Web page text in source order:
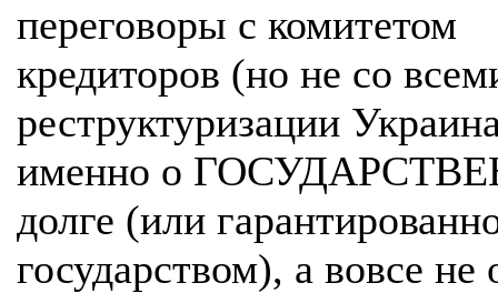
переговоры с комитетом
кредиторов (но не со
реструктуризации
именно о
долге (или
государством), а вовсе не